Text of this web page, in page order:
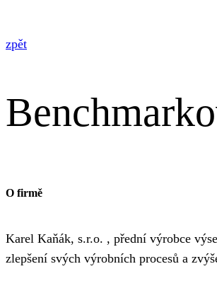
zpět
O firmě
Karel Kaňák, s.r.o. , přední výrobce
zlepšení svých výrobních procesů a